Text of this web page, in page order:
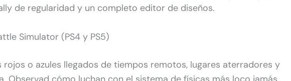
de regularidad y un completo editor de diseños.
Simulator (PS4 y PS5)
rojos o azules llegados de tiempos remotos, lugares aterradores y